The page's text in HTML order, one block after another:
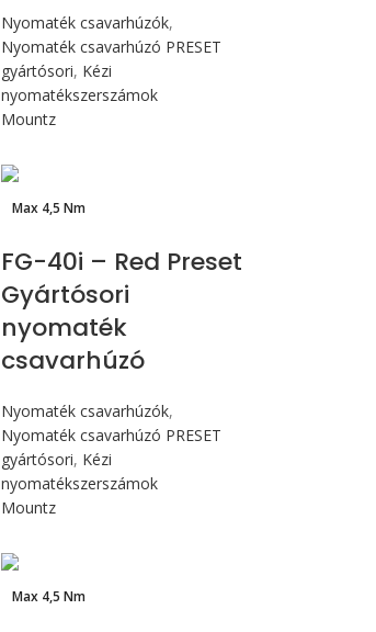
Nyomaték csavarhúzók,
Nyomaték csavarhúzó PRESET
gyártósori, Kézi
nyomatékszerszámok
Mountz
Max 4,5 Nm
FG-40i – Red Preset
Gyártósori
nyomaték
csavarhúzó
Nyomaték csavarhúzók,
Nyomaték csavarhúzó PRESET
gyártósori, Kézi
nyomatékszerszámok
Mountz
Max 4,5 Nm